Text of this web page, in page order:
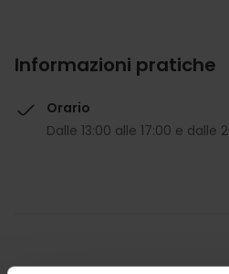
Informazioni pratiche
Orario
Dalle 13:00 alle 17:00 e dalle